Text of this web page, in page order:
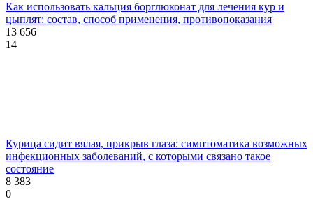
Как использовать кальция борглюконат для лечения кур и
цыплят: состав, способ применения, противопоказания
13 656
14
Курица сидит вялая, прикрыв глаза: симптоматика возможных
инфекционных заболеваний, с которыми связано такое
состояние
8 383
0